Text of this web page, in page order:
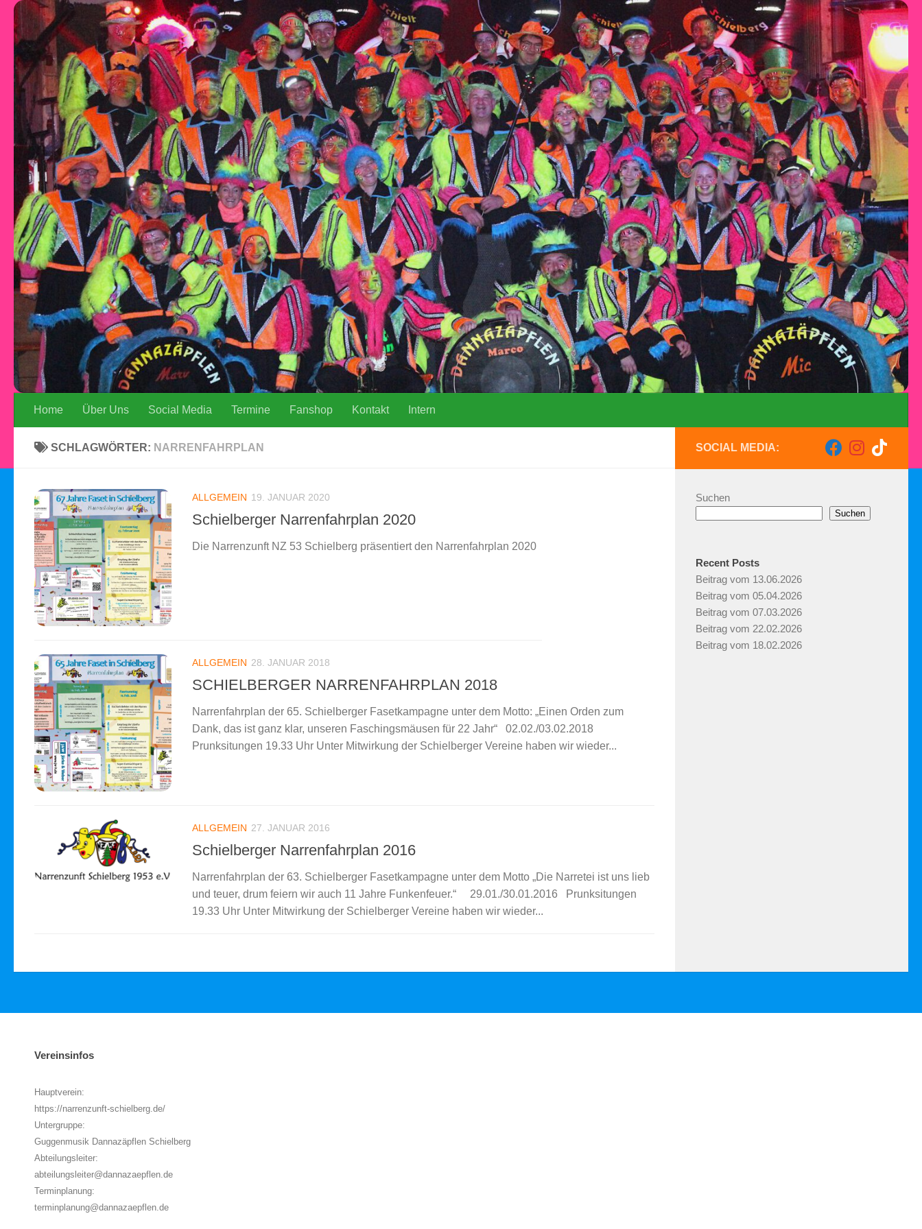
Zum Inhalt springen
Home Über Uns Social Media Termine Fanshop Kontakt Intern
SCHLAGWÖRTER: NARRENFAHRPLAN
ALLGEMEIN 19. JANUAR 2020
Schielberger Narrenfahrplan 2020
Die Narrenzunft NZ 53 Schielberg präsentiert den Narrenfahrplan 2020
ALLGEMEIN 28. JANUAR 2018
SCHIELBERGER NARRENFAHRPLAN 2018
Narrenfahrplan der 65. Schielberger Fasetkampagne unter dem Motto: „Einen Orden zum
Dank, das ist ganz klar, unseren Faschingsmäusen für 22 Jahr“ 02.02./03.02.2018
Prunksitungen 19.33 Uhr Unter Mitwirkung der Schielberger Vereine haben wir wieder...
ALLGEMEIN 27. JANUAR 2016
Schielberger Narrenfahrplan 2016
Narrenfahrplan der 63. Schielberger Fasetkampagne unter dem Motto „Die Narretei ist uns lieb
und teuer, drum feiern wir auch 11 Jahre Funkenfeuer.“ 29.01./30.01.2016 Prunksitungen
19.33 Uhr Unter Mitwirkung der Schielberger Vereine haben wir wieder...
SOCIAL MEDIA:
Suchen
Suchen
Recent Posts
Beitrag vom 13.06.2026
Beitrag vom 05.04.2026
Beitrag vom 07.03.2026
Beitrag vom 22.02.2026
Beitrag vom 18.02.2026
Vereinsinfos
Hauptverein:
https://narrenzunft-schielberg.de/
Untergruppe:
Guggenmusik Dannazäpflen Schielberg
Abteilungsleiter:
abteilungsleiter@dannazaepflen.de
Terminplanung:
terminplanung@dannazaepflen.de